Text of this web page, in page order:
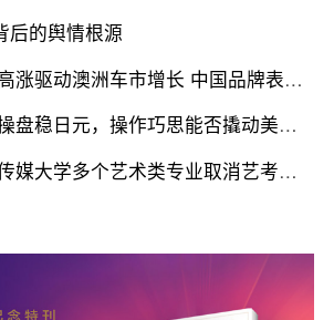
后的舆情根源
电动汽车需求高涨驱动澳洲车市增长 中国品牌表现强劲｜出海·汽车
分析｜贝森特操盘稳日元，操作巧思能否撬动美日货币基本面
财新闻｜中国传媒大学多个艺术类专业取消艺考，将依据考生高考文化课成绩由高到低依次录取